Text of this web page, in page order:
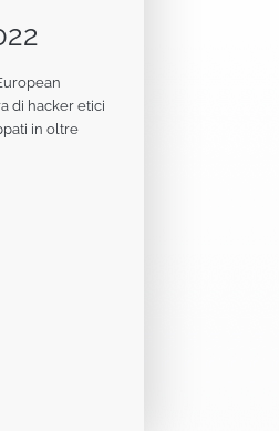
di hacker etici
in oltre